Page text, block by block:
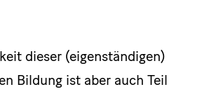
dieser (eigenständigen)
Bildung ist aber auch Teil